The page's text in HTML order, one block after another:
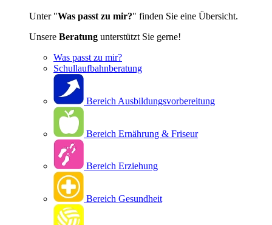
Unter "Was passt zu mir?" finden Sie eine Übersicht.
Unsere Beratung unterstützt Sie gerne!
Was passt zu mir?
Schullaufbahnberatung
Bereich Ausbildungsvorbereitung
Bereich Ernährung & Friseur
Bereich Erziehung
Bereich Gesundheit